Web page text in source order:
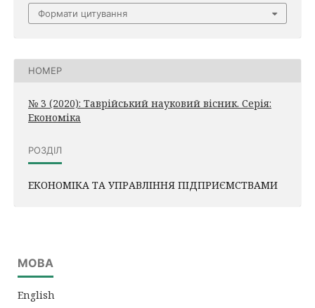
Формати цитування
НОМЕР
№ 3 (2020): Таврійський науковий вісник. Серія:
Економіка
РОЗДІЛ
ЕКОНОМІКА ТА УПРАВЛІННЯ ПІДПРИЄМСТВАМИ
МОВА
English